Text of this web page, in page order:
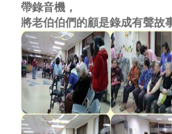
帶錄音機，
將老伯伯們的顧是錄成有聲故